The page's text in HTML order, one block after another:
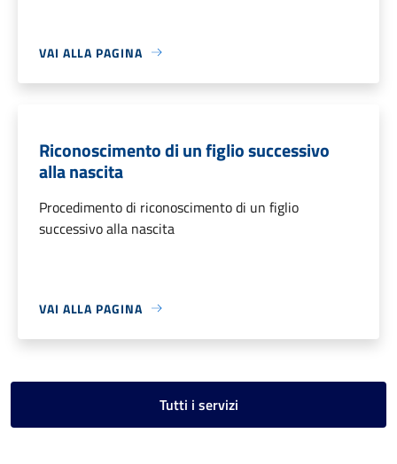
VAI ALLA PAGINA
Riconoscimento di un figlio successivo
alla nascita
Procedimento di riconoscimento di un figlio
successivo alla nascita
VAI ALLA PAGINA
Tutti i servizi